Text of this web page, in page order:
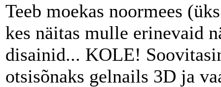
Teeb moekas noormees
kes näitas mulle erinevaid
disainid... KOLE!
otsisõnaks gelnails 3D ja